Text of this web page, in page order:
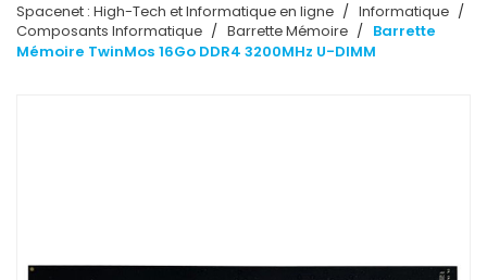
Spacenet : High-Tech et Informatique en ligne
Informatique
Composants Informatique
Barrette Mémoire
Barrette
Mémoire TwinMos 16Go DDR4 3200MHz U-DIMM